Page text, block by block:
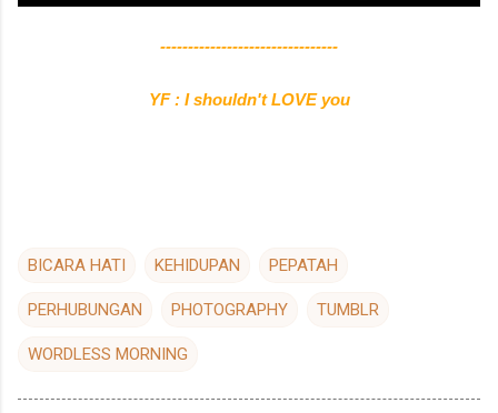
--------------------------------
YF : I shouldn't LOVE you
BICARA HATI KEHIDUPAN PEPATAH
PERHUBUNGAN PHOTOGRAPHY TUMBLR
WORDLESS MORNING